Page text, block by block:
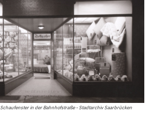
Schaufenster in der Bahnhofstraße - Stadtarchiv Saarbrücken